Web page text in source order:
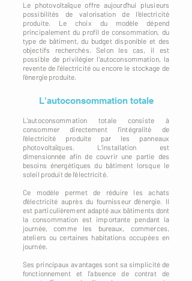
Le photovoltaïque offre aujourd'hui plusieurs
possibilités de valorisation de l'électricité
produite. Le choix du modèle dépend
principalement du profil de consommation, du
type de bâtiment, du budget disponible et des
objectifs recherchés. Selon les cas, il est
possible de privilégier l'autoconsommation, la
revente de l'électricité ou encore le stockage de
l'énergie produite.
L'autoconsommation totale
L'autoconsommation totale consiste à
consommer directement l'intégralité de
l'électricité produite par les panneaux
photovoltaïques. L'installation est
dimensionnée afin de couvrir une partie des
besoins énergétiques du bâtiment lorsque le
soleil produit de l'électricité.
Ce modèle permet de réduire les achats
d'électricité auprès du fournisseur d'énergie. Il
est particulièrement adapté aux bâtiments dont
la consommation est importante pendant la
journée, comme les bureaux, commerces,
ateliers ou certaines habitations occupées en
journée.
Ses principaux avantages sont sa simplicité de
fonctionnement et l'absence de contrat de